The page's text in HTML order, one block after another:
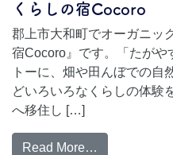
くらしの宿Cocoro
郡上市大和町でオーガニッ
宿Cocoro』です。「たがや
トーに、畑や田んぼでの自
どいろいろなくらしの体験
へ移住し […]
Read More…